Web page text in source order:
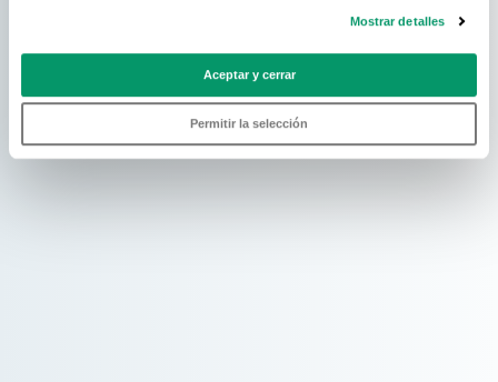
Mostrar detalles
Aceptar y cerrar
Permitir la selección